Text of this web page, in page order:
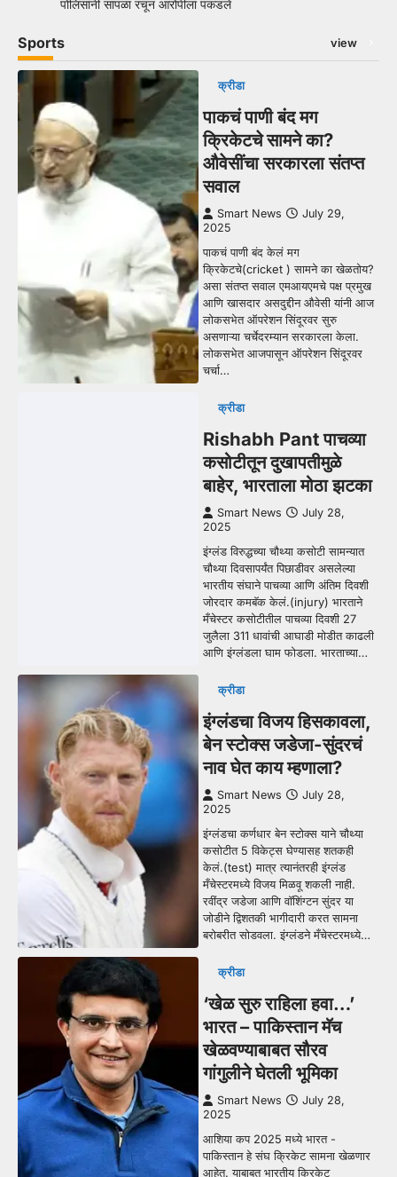
पोलिसांनी सापळा रचून आरोपीला पकडले
Sports view
क्रीडा
पाकचं पाणी बंद मग
क्रिकेटचे सामने का?
औवेसींचा सरकारला संतप्त
सवाल
Smart News
July 29,
2025
पाकचं पाणी बंद केलं मग
क्रिकेटचे(cricket ) सामने का खेळतोय?
असा संतप्त सवाल एमआयएमचे पक्ष प्रमुख
आणि खासदार असदुद्दीन औवेसी यांनी आज
लोकसभेत ऑपरेशन सिंदूरवर सुरु
असणाऱ्या चर्चेदरम्यान सरकारला केला.
लोकसभेत आजपासून ऑपरेशन सिंदूरवर
चर्चा…
क्रीडा
Rishabh Pant पाचव्या
कसोटीतून दुखापतीमुळे
बाहेर, भारताला मोठा झटका
Smart News
July 28,
2025
इंग्लंड विरुद्धच्या चौथ्या कसोटी सामन्यात
चौथ्या दिवसापर्यंत पिछाडीवर असलेल्या
भारतीय संघाने पाचव्या आणि अंतिम दिवशी
जोरदार कमबॅक केलं.(injury) भारताने
मँचेस्टर कसोटीतील पाचव्या दिवशी 27
जुलैला 311 धावांची आघाडी मोडीत काढली
आणि इंग्लंडला घाम फोडला. भारताच्या…
क्रीडा
इंग्लंडचा विजय हिसकावला,
बेन स्टोक्स जडेजा-सुंदरचं
नाव घेत काय म्हणाला?
Smart News
July 28,
2025
इंग्लंडचा कर्णधार बेन स्टोक्स याने चौथ्या
कसोटीत 5 विकेट्स घेण्यासह शतकही
केलं.(test) मात्र त्यानंतरही इंग्लंड
मँचेस्टरमध्ये विजय मिळवू शकली नाही.
रवींद्र जडेजा आणि वॉशिंग्टन सुंदर या
जोडीने द्विशतकी भागीदारी करत सामना
बरोबरीत सोडवला. इंग्लंडने मँचेस्टरमध्ये…
क्रीडा
‘खेळ सुरु राहिला हवा…’
भारत – पाकिस्तान मॅच
खेळवण्याबाबत सौरव
गांगुलीने घेतली भूमिका
Smart News
July 28,
2025
आशिया कप 2025 मध्ये भारत -
पाकिस्तान हे संघ क्रिकेट सामना खेळणार
आहेत. याबाबत भारतीय क्रिकेट